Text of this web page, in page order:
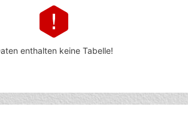
enthalten keine Tabelle!